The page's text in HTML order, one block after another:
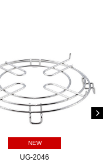
NEW
UG-2046